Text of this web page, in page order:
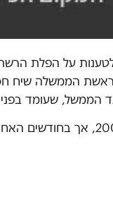
על הפלת
הממשלה שיח
הממשל, שעומד
חסינה שולטת בבנגלדש